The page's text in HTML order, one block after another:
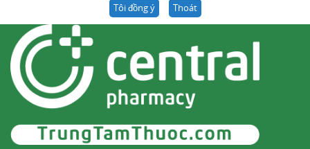
Tôi đồng ý Thoát